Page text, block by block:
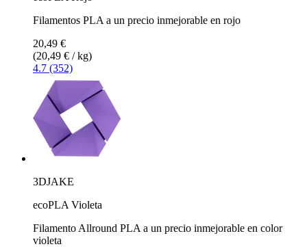
Filamentos PLA a un precio inmejorable en rojo
20,49 €
(20,49 € / kg)
4.7 (352)
3DJAKE
ecoPLA Violeta
Filamento Allround PLA a un precio inmejorable en color
violeta